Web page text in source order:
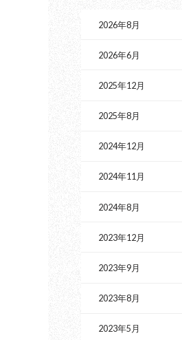
2026年8月
2026年6月
2025年12月
2025年8月
2024年12月
2024年11月
2024年8月
2023年12月
2023年9月
2023年8月
2023年5月